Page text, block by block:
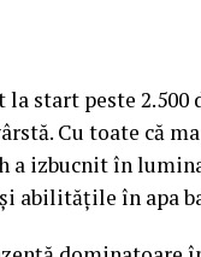
la start peste
Cu toate că
a izbucnit în
abilitățile în apa